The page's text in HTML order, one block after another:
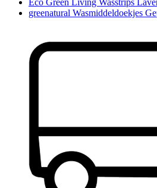
greenatural Wasmiddeldoekjes